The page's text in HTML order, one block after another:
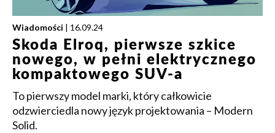
Wiadomości | 16.09.24
Skoda Elroq, pierwsze szkice
nowego, w pełni elektrycznego
kompaktowego SUV-a
To pierwszy model marki, który całkowicie
odzwierciedla nowy język projektowania – Modern
Solid.